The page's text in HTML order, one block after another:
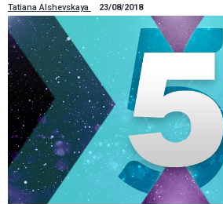
Tatiana Alshevskaya 23/08/2018